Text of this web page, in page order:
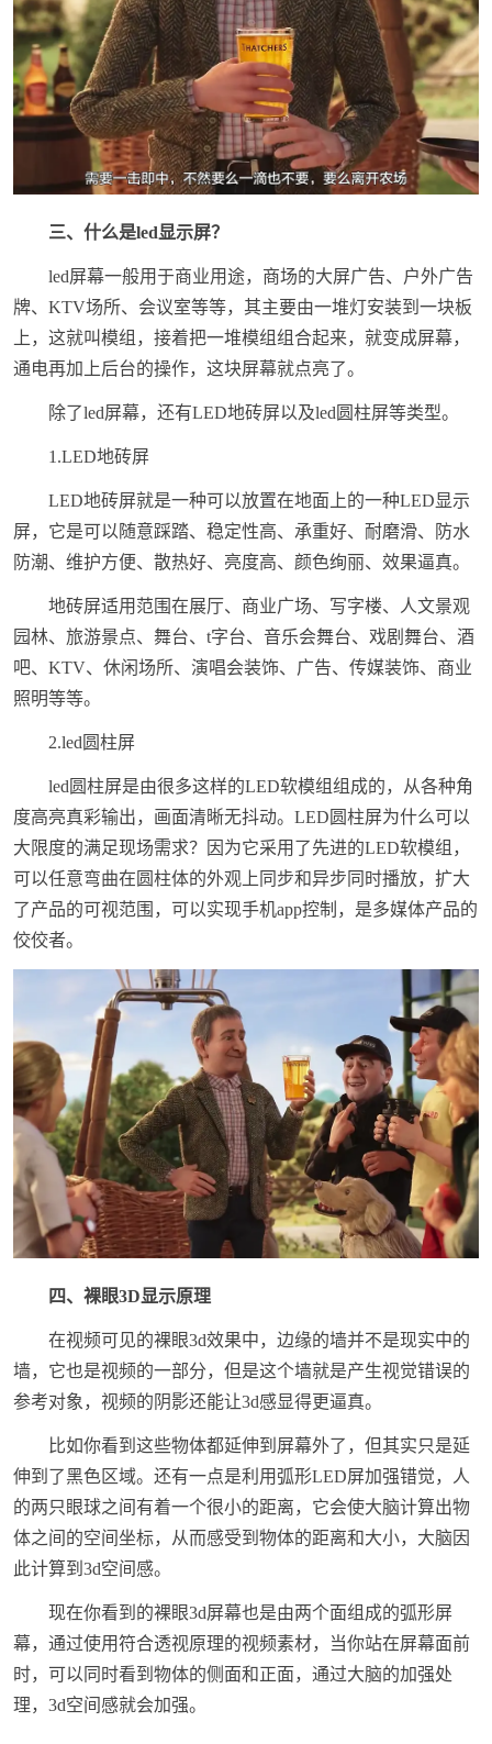
三、什么是led显示屏？
led屏幕一般用于商业用途，商场的大屏广告、户外广告
牌、KTV场所、会议室等等，其主要由一堆灯安装到一块板
上，这就叫模组，接着把一堆模组组合起来，就变成屏幕，
通电再加上后台的操作，这块屏幕就点亮了。
除了led屏幕，还有LED地砖屏以及led圆柱屏等类型。
1.LED地砖屏
LED地砖屏就是一种可以放置在地面上的一种LED显示
屏，它是可以随意踩踏、稳定性高、承重好、耐磨滑、防水
防潮、维护方便、散热好、亮度高、颜色绚丽、效果逼真。
地砖屏适用范围在展厅、商业广场、写字楼、人文景观
园林、旅游景点、舞台、t字台、音乐会舞台、戏剧舞台、酒
吧、KTV、休闲场所、演唱会装饰、广告、传媒装饰、商业
照明等等。
2.led圆柱屏
led圆柱屏是由很多这样的LED软模组组成的，从各种角
度高亮真彩输出，画面清晰无抖动。LED圆柱屏为什么可以
大限度的满足现场需求？因为它采用了先进的LED软模组，
可以任意弯曲在圆柱体的外观上同步和异步同时播放，扩大
了产品的可视范围，可以实现手机app控制，是多媒体产品的
佼佼者。
四、裸眼3D显示原理
在视频可见的裸眼3d效果中，边缘的墙并不是现实中的
墙，它也是视频的一部分，但是这个墙就是产生视觉错误的
参考对象，视频的阴影还能让3d感显得更逼真。
比如你看到这些物体都延伸到屏幕外了，但其实只是延
伸到了黑色区域。还有一点是利用弧形LED屏加强错觉，人
的两只眼球之间有着一个很小的距离，它会使大脑计算出物
体之间的空间坐标，从而感受到物体的距离和大小，大脑因
此计算到3d空间感。
现在你看到的裸眼3d屏幕也是由两个面组成的弧形屏
幕，通过使用符合透视原理的视频素材，当你站在屏幕面前
时，可以同时看到物体的侧面和正面，通过大脑的加强处
理，3d空间感就会加强。